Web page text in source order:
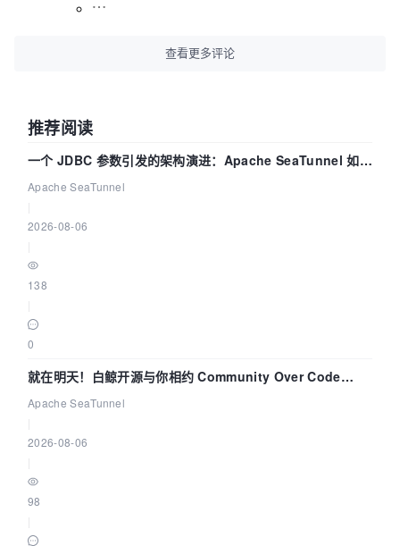
查看更多评论
推荐阅读
一个 JDBC 参数引发的架构演进：Apache SeaTunnel 如何
解决数据同步中的“定时 Flush”难题
Apache SeaTunnel
2026-08-06
138
0
就在明天！白鲸开源与你相约 Community Over Code
Asia 2026 主题演讲！
Apache SeaTunnel
2026-08-06
98